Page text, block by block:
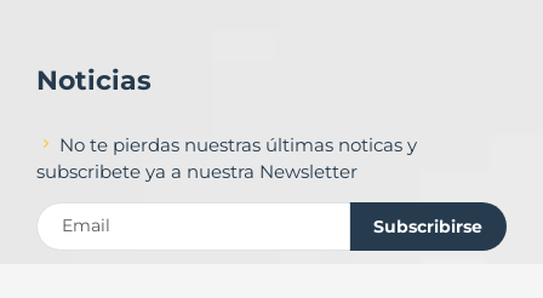
Noticias
No te pierdas nuestras últimas noticas y
subscribete ya a nuestra Newsletter
Subscribirse